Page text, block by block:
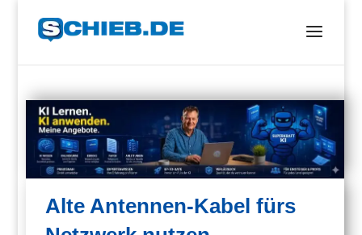
Alte Antennen-Kabel fürs